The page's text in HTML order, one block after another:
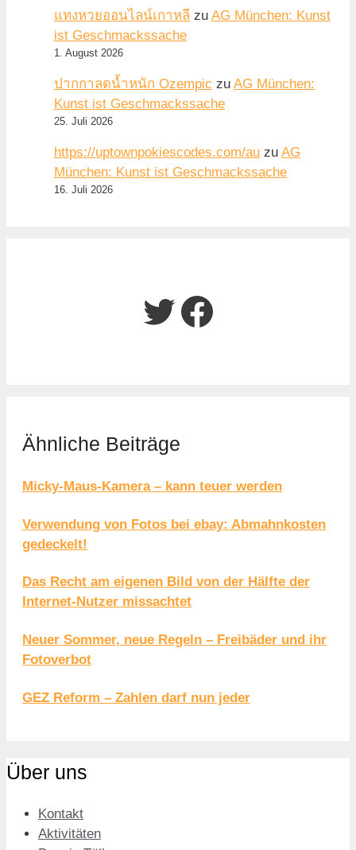
แทงหวยออนไลน์เกาหลี zu AG München: Kunst
ist Geschmackssache
1. August 2026
ปากกาลดน้ำหนัก Ozempic zu AG München:
Kunst ist Geschmackssache
25. Juli 2026
https://uptownpokiescodes.com/au zu AG
München: Kunst ist Geschmackssache
16. Juli 2026
Twitter
Facebook
Ähnliche Beiträge
Micky-Maus-Kamera – kann teuer werden
Verwendung von Fotos bei ebay: Abmahnkosten
gedeckelt!
Das Recht am eigenen Bild von der Hälfte der
Internet-Nutzer missachtet
Neuer Sommer, neue Regeln – Freibäder und ihr
Fotoverbot
GEZ Reform – Zahlen darf nun jeder
Über uns
Kontakt
Aktivitäten